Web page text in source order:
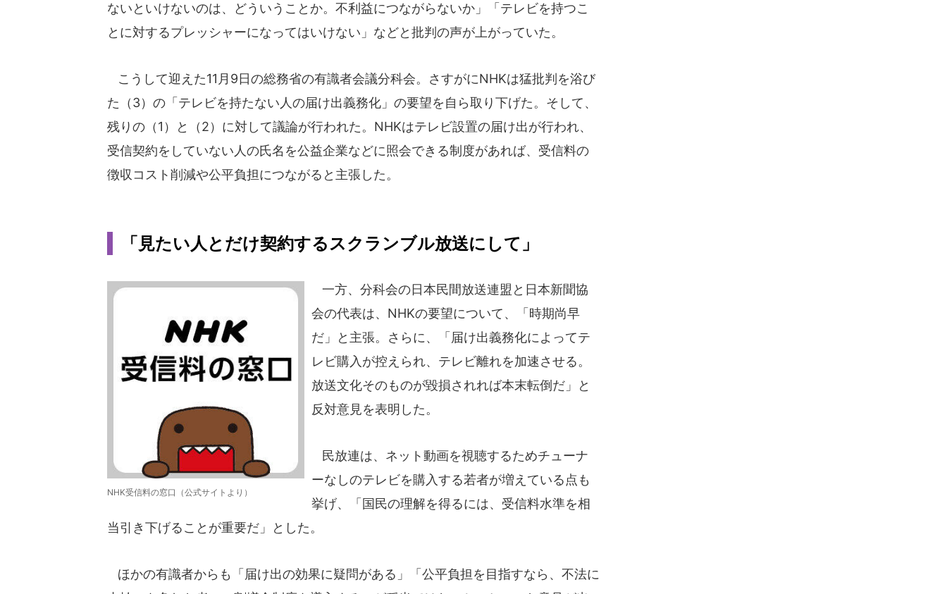
ないといけないのは、どういうことか。不利益につながらないか」「テレビを持つこ
とに対するプレッシャーになってはいけない」などと批判の声が上がっていた。
こうして迎えた11月9日の総務省の有識者会議分科会。さすがにNHKは猛批判を浴び
た（3）の「テレビを持たない人の届け出義務化」の要望を自ら取り下げた。そして、
残りの（1）と（2）に対して議論が行われた。NHKはテレビ設置の届け出が行われ、
受信契約をしていない人の氏名を公益企業などに照会できる制度があれば、受信料の
徴収コスト削減や公平負担につながると主張した。
「見たい人とだけ契約するスクランブル放送にして」
NHK受信料の窓口（公式サイトより）
一方、分科会の日本民間放送連盟と日本新聞協
会の代表は、NHKの要望について、「時期尚早
だ」と主張。さらに、「届け出義務化によってテ
レビ購入が控えられ、テレビ離れを加速させる。
放送文化そのものが毀損されれば本末転倒だ」と
反対意見を表明した。
民放連は、ネット動画を視聴するためチューナ
ーなしのテレビを購入する若者が増えている点も
挙げ、「国民の理解を得るには、受信料水準を相
当引き下げることが重要だ」とした。
ほかの有識者からも「届け出の効果に疑問がある」「公平負担を目指すなら、不法に